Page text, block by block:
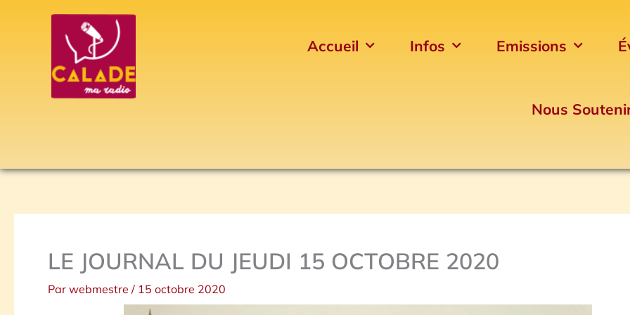
Accueil Infos Emissions
Nous
LE JOURNAL DU JEUDI 15 OCTOBRE 2020
Par webmestre / 15 octobre 2020